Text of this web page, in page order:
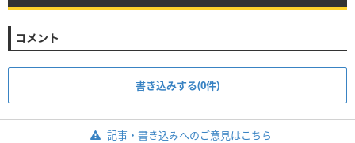
コメント
書き込みする(0件)
記事・書き込みへのご意見はこちら